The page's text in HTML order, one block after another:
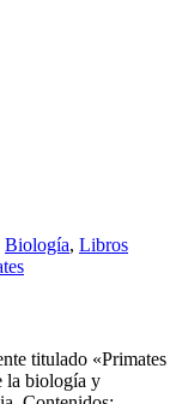
Biología, Libros
titulado «Primates
la biología y